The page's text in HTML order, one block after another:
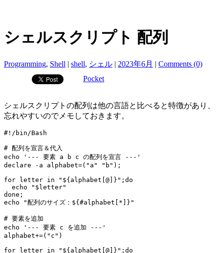
シェルスクリプト 配列
Programming, Shell | shell, シェル | 2023年6月 | Comments (0)
Pocket
シェルスクリプトの配列は他の言語と比べると特徴があり、
忘れやすいのでメモしておきます。
#!/bin/Bash
# 配列を宣言＆代入
echo '--- 要素 a b c の配列を宣言 ---'
declare -a alphabet=("a" "b");
for letter in "${alphabet[@]}";do
  echo "$letter"
done;
echo "配列のサイズ：${#alphabet[*]}"
# 要素を追加
echo '--- 要素 c を追加 ---'
alphabet+=("c")
for letter in "${alphabet[@]}";do